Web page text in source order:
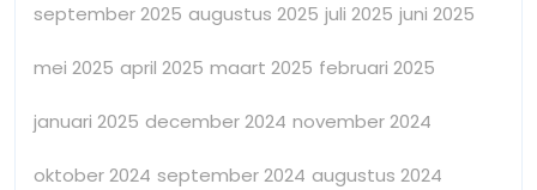
september 2025 augustus 2025 juli 2025 juni 2025
mei 2025 april 2025 maart 2025 februari 2025
januari 2025 december 2024 november 2024
oktober 2024 september 2024 augustus 2024